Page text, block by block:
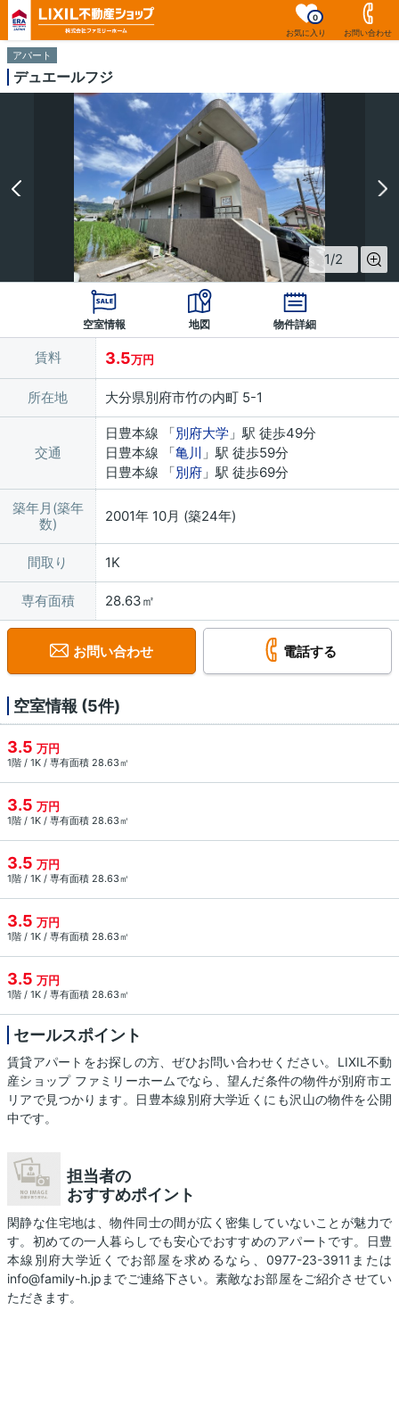
お気に入り
0
お問い合わせ
アパート
デュエールフジ
1/2
空室情報 地図 物件詳細
賃料 3.5万円
所在地 大分県別府市竹の内町 5-1
交通
日豊本線 「別府大学 」駅 徒歩49分
日豊本線 「亀川 」駅 徒歩59分
日豊本線 「別府 」駅 徒歩69分
築年月(築年
数)
2001年 10月 (築24年)
間取り 1K
専有面積 28.63㎡
お問い合わせ 電話する
空室情報 (5件)
3.5 万円
1階 / 1K / 専有面積 28.63㎡
3.5 万円
1階 / 1K / 専有面積 28.63㎡
3.5 万円
1階 / 1K / 専有面積 28.63㎡
3.5 万円
1階 / 1K / 専有面積 28.63㎡
3.5 万円
1階 / 1K / 専有面積 28.63㎡
セールスポイント
賃貸アパートをお探しの方、ぜひお問い合わせください。LIXIL不動
産ショップ ファミリーホームでなら、望んだ条件の物件が別府市エ
リアで見つかります。日豊本線別府大学近くにも沢山の物件を公開
中です。
担当者の
おすすめポイント
閑静な住宅地は、物件同士の間が広く密集していないことが魅力で
す。初めての一人暮らしでも安心でおすすめのアパートです。日豊
本線別府大学近くでお部屋を求めるなら、0977-23-3911または
info@family-h.jpまでご連絡下さい。素敵なお部屋をご紹介させてい
ただきます。